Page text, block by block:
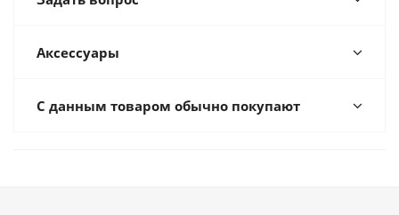
Аксессуары
С данным товаром обычно покупают